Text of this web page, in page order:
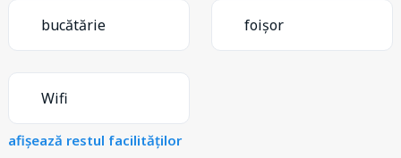
bucătărie foișor
Wifi
afișează restul facilităților